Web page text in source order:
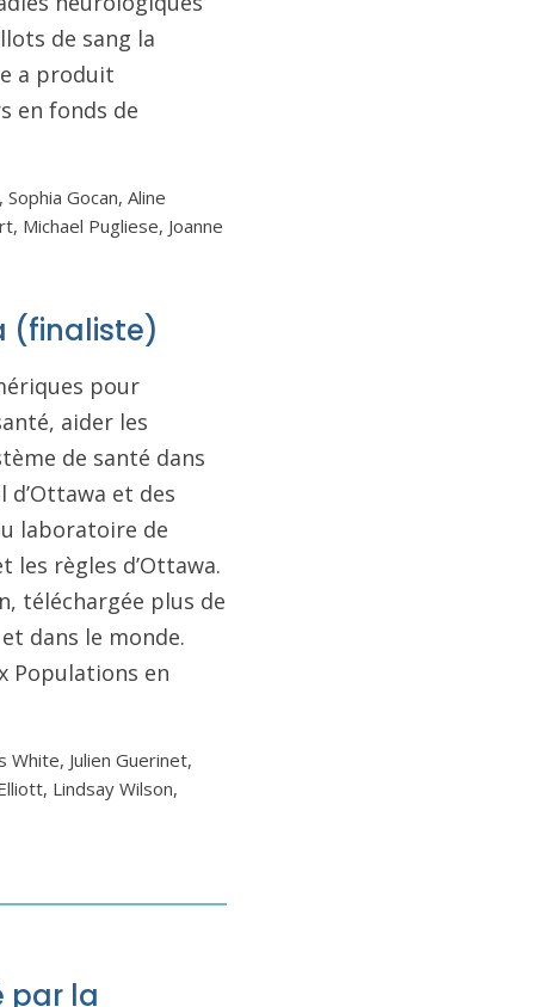
de sang la
a produit
en fonds de
Gocan, Aline
Michael Pugliese, Joanne
(finaliste)
pour
aider les
de santé dans
d’Ottawa et des
laboratoire de
les règles d’Ottawa.
téléchargée plus de
dans le monde.
Populations en
White, Julien Guerinet,
Lindsay Wilson,
par la